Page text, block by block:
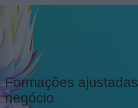
Formações
negócio